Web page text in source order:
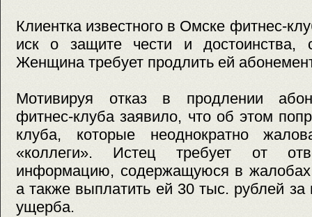
Клиентка известного в Омске фитнес-
иск о защите чести и достоинства,
Женщина требует продлить ей
Мотивируя отказ в продлении
фитнес-клуба заявило, что об этом
клуба, которые неоднократно
«коллеги». Истец требует от
информацию, содержащуюся в
а также выплатить ей 30 тыс. рублей за
ущерба.